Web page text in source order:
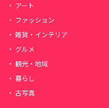
アート
ファッション
雑貨・インテリア
グルメ
観光・地域
暮らし
古写真